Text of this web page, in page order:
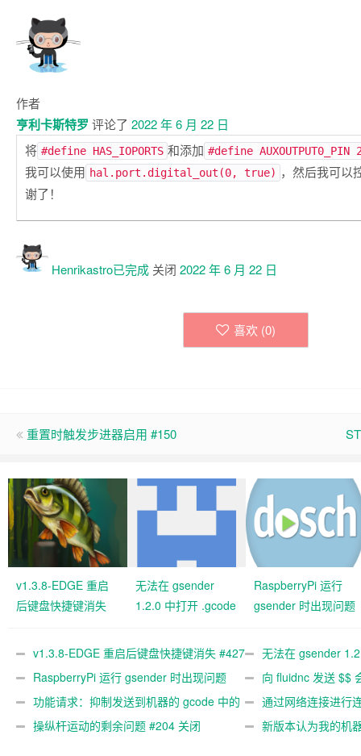
作者
亨利卡斯特罗 评论了 2022 年 6 月 22 日
将 #define HAS_IOPORTS 和添加 #define AUXOUTPUT0_PIN
我可以使用 hal.port.digital_out(0, true) ，然后我可以
谢了！
Henrikastro已完成 关闭 2022 年 6 月 22 日
喜欢 (0)
重置时触发步进器启用 #150
v1.3.8-EDGE 重启
后键盘快捷键消失
无法在 gsender
1.2.0 中打开 .gcode
RaspberryPi 运行
gsender 时出现问题
v1.3.8-EDGE 重启后键盘快捷键消失 #427
关闭
无法在 gsender
#367
RaspberryPi 运行 gsender 时出现问题
#89
向 fluidnc 发送 $$
#473
功能请求：抑制发送到机器的 gcode 中的
gcode 注释。 #444 关闭
通过网络连接进行
操纵杆运动的剩余问题 #204 关闭
新版本认为我的机